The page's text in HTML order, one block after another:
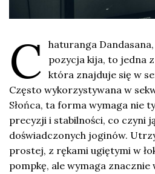
C haturanga
pozycja kija, to jedna
która znajduje się w
Często wykorzystywana w
Słońca, ta forma wymaga nie
precyzji i stabilności, co czyni
doświadczonych joginów.
prostej, z rękami ugiętymi w
pompkę, ale wymaga